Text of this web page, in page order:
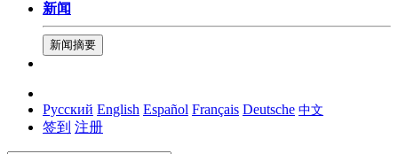
新闻
新闻摘要
Русский English Español Français Deutsche 中文
签到 注册